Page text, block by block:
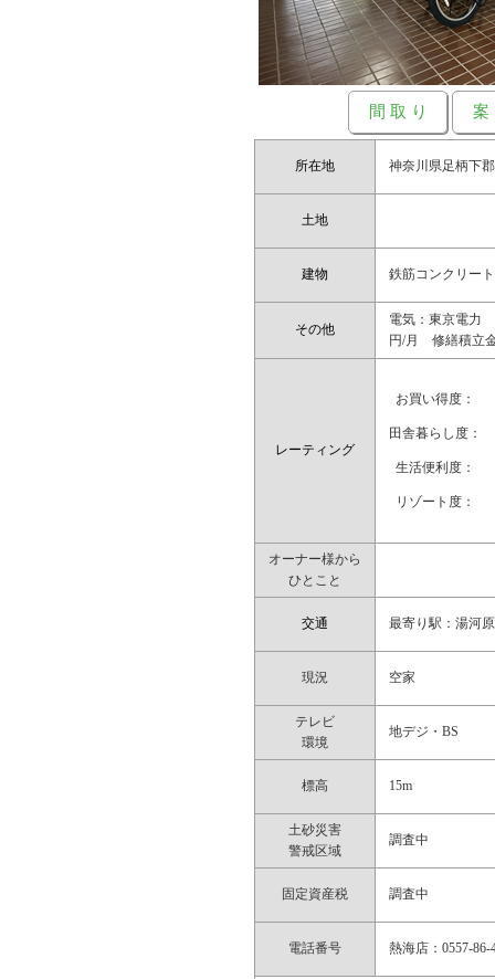
間 取 り 案
所在地 神奈川県足柄下
土地
建物 鉄筋コンクリー
その他
電気：東京電
円/月 修繕積
レーティング
お買い得度：
田舎暮らし度：
生活便利度：
リゾート度：
オーナー様から
ひとこと
交通 最寄り駅：湯
現況 空家
テレビ
環境
地デジ・BS
標高 15m
土砂災害
警戒区域
調査中
固定資産税 調査中
電話番号 熱海店：0557-86-